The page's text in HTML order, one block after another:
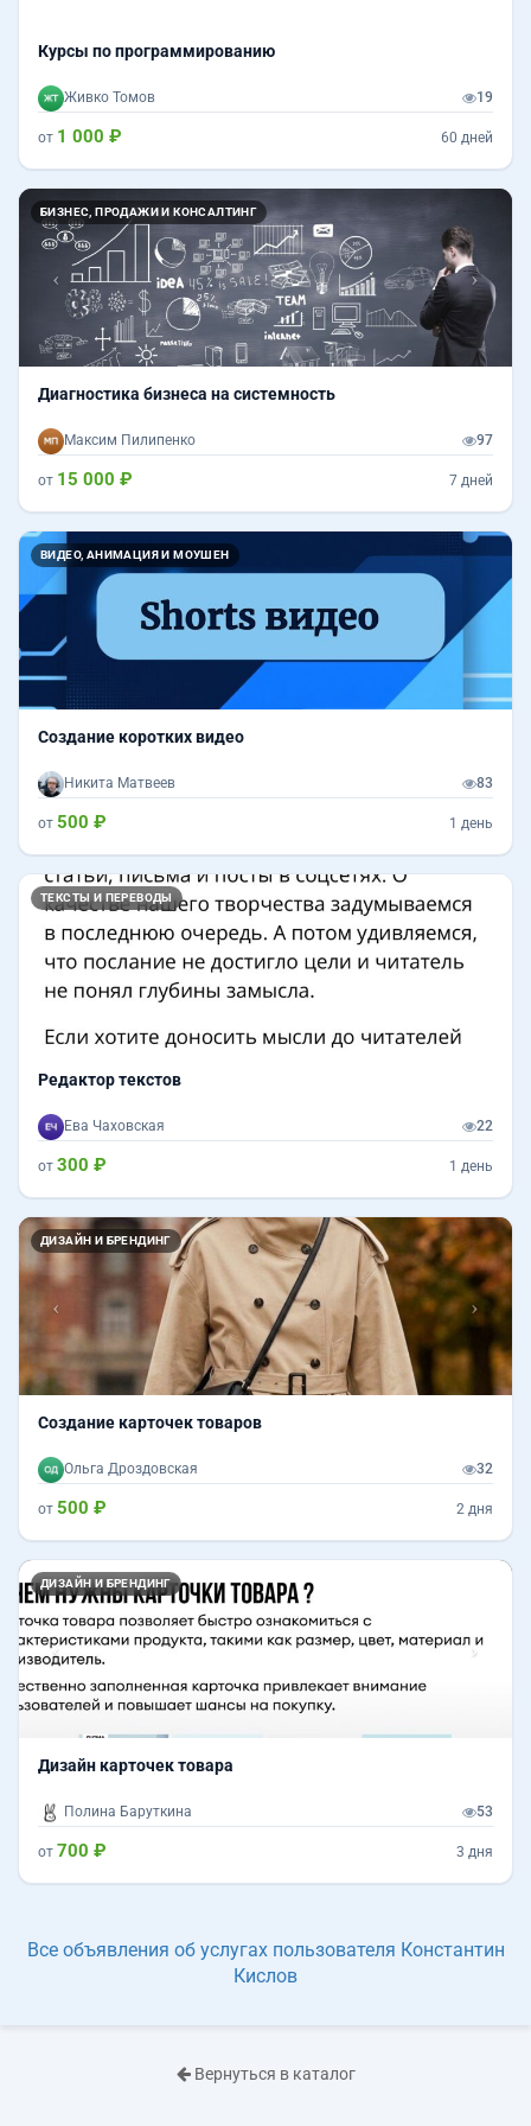
Курсы по программированию
Живко Томов 19
от 1 000 ₽ 60 дней
БИЗНЕС, ПРОДАЖИ И КОНСАЛТИНГ
Назад
Диагностика бизнеса на системность
Максим Пилипенко 97
от 15 000 ₽ 7 дней
ВИДЕО, АНИМАЦИЯ И МОУШЕН
Создание коротких видео
Никита Матвеев 83
от 500 ₽ 1 день
ТЕКСТЫ И ПЕРЕВОДЫ
Редактор текстов
Ева Чаховская 22
от 300 ₽ 1 день
ДИЗАЙН И БРЕНДИНГ
Назад
Создание карточек товаров
Ольга Дроздовская 32
от 500 ₽ 2 дня
ДИЗАЙН И БРЕНДИНГ
Назад
Дизайн карточек товара
Полина Баруткина 53
от 700 ₽ 3 дня
Все объявления об услугах пользователя Константин
Кислов
Вернуться в каталог